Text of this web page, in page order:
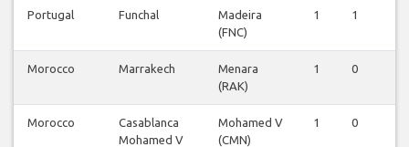
Portugal Funchal
Madeira
(FNC)
1 1
Morocco Marrakech
Menara
(RAK)
1 0
Morocco
Casablanca
Mohamed V
Mohamed V
(CMN)
1 0